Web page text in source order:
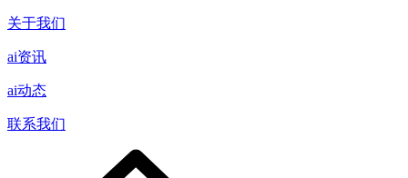
关于我们
ai资讯
ai动态
联系我们